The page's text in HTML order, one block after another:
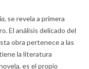
se revela a primera
El análisis delicado del
obra pertenece a las
la literatura
es el propio